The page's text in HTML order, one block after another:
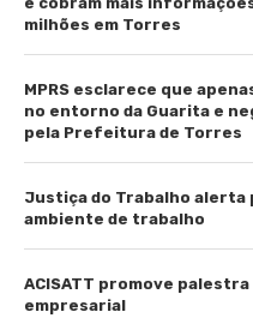
milhões em Torres
MPRS esclarece que
no entorno da Guarita e
pela Prefeitura de Torres
Justiça do Trabalho alerta
ambiente de trabalho
ACISATT promove
empresarial